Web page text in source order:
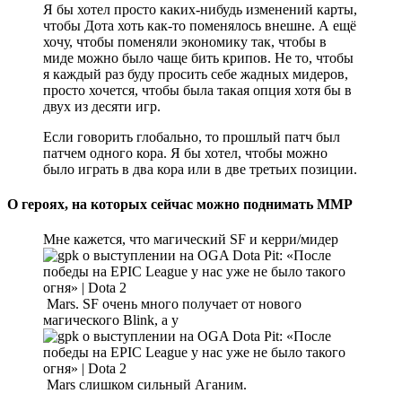
Я бы хотел просто каких-нибудь изменений карты,
чтобы Дота хоть как-то поменялось внешне. А ещё
хочу, чтобы поменяли экономику так, чтобы в
миде можно было чаще бить крипов. Не то, чтобы
я каждый раз буду просить себе жадных мидеров,
просто хочется, чтобы была такая опция хотя бы в
двух из десяти игр.
Если говорить глобально, то прошлый патч был
патчем одного кора. Я бы хотел, чтобы можно
было играть в два кора или в две третьих позиции.
О героях, на которых сейчас можно поднимать ММР
Мне кажется, что магический SF и керри/мидер
Mars. SF очень много получает от нового
магического Blink, а у
Mars слишком сильный Аганим.